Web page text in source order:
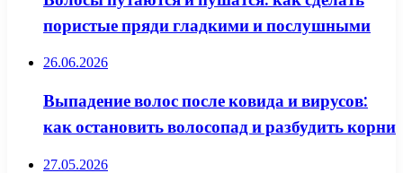
пористые пряди гладкими и послушными
26.06.2026
Выпадение волос после ковида и вирусов:
как остановить волосопад и разбудить корни
27.05.2026